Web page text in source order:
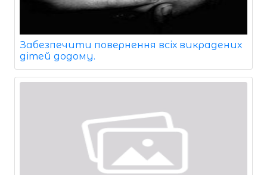
Забезпечити повернення всіх викрадених
дітей додому.